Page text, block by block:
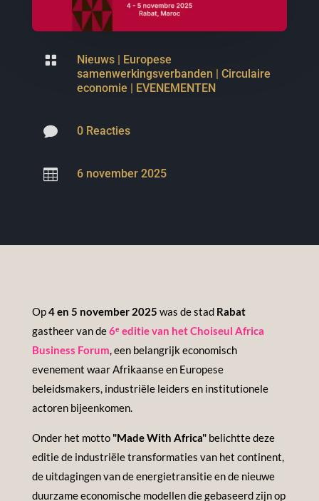
 Nieuws| Europese
samenwerkingsverbanden | Circulaire
economie | EVENEMENTEN
 0 Reacties
 6 november 2025
Op4 en 5 november 2025 was de stad Rabat
gastheer van de6ᵉ editie van het Choiseul Africa
Business Forum, een belangrijk economisch
evenement waar Afrikaanse en Europese
beleidsmakers, industriële leiders en institutionele
actoren bijeenkomen.
Onder het motto "Made With Africa"belichtte deze
editie de industriële transformaties van het continent,
de uitdagingen van de energietransitie en de nieuwe
duurzame economische modellen die gebaseerd zijn op